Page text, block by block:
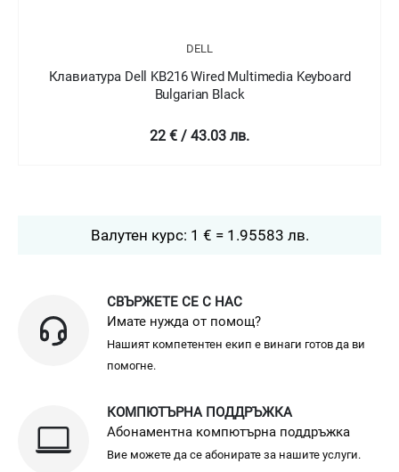
DELL
Клавиатура Dell KB216 Wired Multimedia Keyboard
Bulgarian Black
22 € / 43.03 лв.
Валутен курс: 1 € = 1.95583 лв.
СВЪРЖЕТЕ СЕ С НАС
Имате нужда от помощ?
Нашият компетентен екип е винаги готов да ви
помогне.
КОМПЮТЪРНА ПОДДРЪЖКА
Абонаментна компютърна поддръжка
Вие можете да се абонирате за нашите услуги.